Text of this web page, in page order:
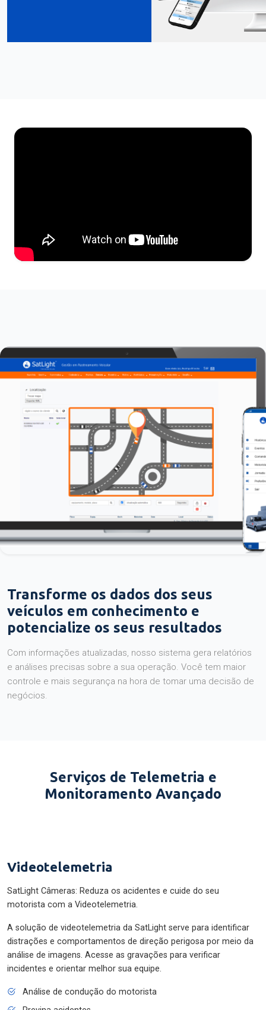
Transforme os dados dos seus
veículos em conhecimento e
potencialize os seus resultados
Com informações atualizadas, nosso sistema gera relatórios
e análises precisas sobre a sua operação. Você tem maior
controle e mais segurança na hora de tomar uma decisão de
negócios.
Serviços de Telemetria e
Monitoramento Avançado
Videotelemetria
SatLight Câmeras: Reduza os acidentes e cuide do seu
motorista com a Videotelemetria.
A solução de videotelemetria da SatLight serve para identificar
distrações e comportamentos de direção perigosa por meio da
análise de imagens. Acesse as gravações para verificar
incidentes e orientar melhor sua equipe.
Análise de condução do motorista